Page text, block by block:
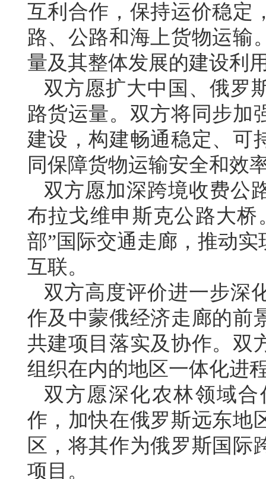
互利合作，保持运价稳定
路、公路和海上货物运输
量及其整体发展的建设利
双方愿扩大中国、俄罗
路货运量。双方将同步加
建设，构建畅通稳定、可
同保障货物运输安全和效
双方愿加深跨境收费公
布拉戈维申斯克公路大
部”国际交通走廊，推动
互联。
双方高度评价进一步深
作及中蒙俄经济走廊的前
共建项目落实及协作。双
组织在内的地区一体化进
双方愿深化农林领域
作，加快在俄罗斯远东地
区，将其作为俄罗斯国际
项目。